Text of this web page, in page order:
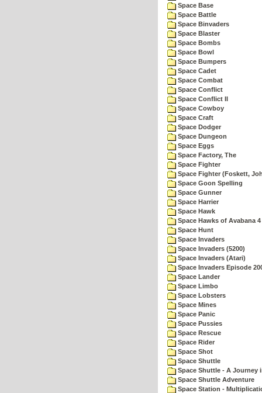
Space Base
Space Battle
Space Binvaders
Space Blaster
Space Bombs
Space Bowl
Space Bumpers
Space Cadet
Space Combat
Space Conflict
Space Conflict II
Space Cowboy
Space Craft
Space Dodger
Space Dungeon
Space Eggs
Space Factory, The
Space Fighter
Space Fighter (Foskett,
Space Goon Spelling
Space Gunner
Space Harrier
Space Hawk
Space Hawks of Avabana 4
Space Hunt
Space Invaders
Space Invaders (5200)
Space Invaders (Atari)
Space Invaders Episode
Space Lander
Space Limbo
Space Lobsters
Space Mines
Space Panic
Space Pussies
Space Rescue
Space Rider
Space Shot
Space Shuttle
Space Shuttle - A Journey
Space Shuttle Adventure
Space Station -